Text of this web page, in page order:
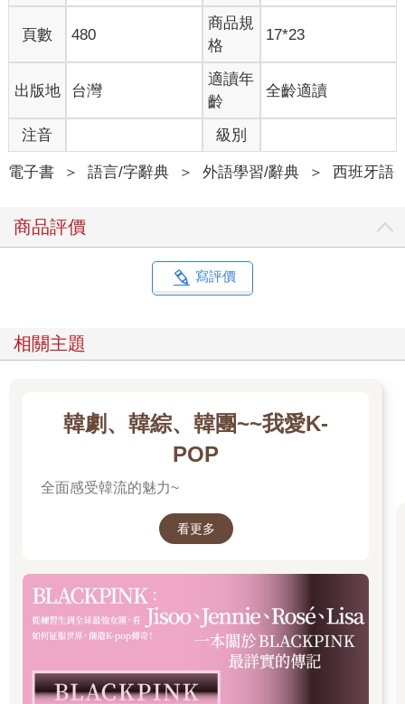
頁數 480
商品規
格
17*23
出版地 台灣
適讀年
齡
全齡適讀
注音 級別
電子書 ＞ 語言/字辭典 ＞ 外語學習/辭典 ＞ 西班牙語
商品評價
寫評價
相關主題
韓劇、韓綜、韓團~~我愛K-
POP
全面感受韓流的魅力~
看更多